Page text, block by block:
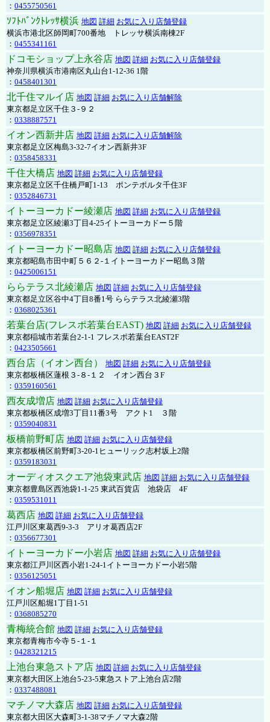
： 0455750561
ｿﾌﾄﾊﾞﾝｸﾄﾚｯｻ横浜 地図 詳細 お気に入り店舗登録
横浜市港北区師岡町700番地 トレッサ横浜南棟2F
： 0455341161
ドコモショップ上永谷店 地図 詳細 お気に入り店舗登録
神奈川県横浜市港南区丸山台1-12-36 1階
： 0458401301
北千住マルイ店 地図 詳細 お気に入り店舗解除
東京都足立区千住３-９２
： 0338887571
イオン西新井店 地図 詳細 お気に入り店舗解除
東京都足立区梅島3-32-7イオン西新井3F
： 0358458331
千住大橋店 地図 詳細 お気に入り店舗登録
東京都足立区千住橋戸町1-13 ポンテポルタ千住3F
： 0352846731
イトーヨーカドー綾瀬店 地図 詳細 お気に入り店舗登録
東京都足立区綾瀬3丁目4-25イトーヨーカドー５階
： 0356978351
イトーヨーカドー昭島店 地図 詳細 お気に入り店舗登録
東京都昭島市田中町５６２-１イトーヨーカドー昭島３階
： 0425006151
ららテラス北綾瀬店 地図 詳細 お気に入り店舗登録
東京都足立区谷中4丁目8番1号 ららテラス北綾瀬3階
： 0368025361
若葉台店(フレスポ若葉台EAST) 地図 詳細 お気に入り店舗登録
東京都稲城市若葉台2-1-1 フレスポ若葉台EAST2F
： 0423505661
西台店（イオン西台） 地図 詳細 お気に入り店舗登録
東京都板橋区蓮根３-８-１２ イオン西台３F
： 0359160561
西友成増店 地図 詳細 お気に入り店舗登録
東京都板橋区成増3丁目11番3号 アクト1 ３階
： 0359040831
板橋前野町店 地図 詳細 お気に入り店舗登録
東京都板橋区前野町3-20-1ヒューリック志村坂上2階
： 0359183031
オーディオスクエア池袋東武店 地図 詳細 お気に入り店舗登録
東京都豊島区西池袋1-1-25 東武百貨店 池袋店 4F
： 0359531011
葛西店 地図 詳細 お気に入り店舗登録
江戸川区東葛西9-3-3 アリオ葛西店2F
： 0356677301
イトーヨーカドー小岩店 地図 詳細 お気に入り店舗登録
東京都江戸川区西小岩1-24-1イトーヨーカドー小岩5階
： 0356125051
イオン船堀店 地図 詳細 お気に入り店舗登録
江戸川区船堀1丁目1-51
： 0368085270
青梅統合館 地図 詳細 お気に入り店舗登録
東京都青梅市今寺５-１-１
： 0428321215
上池台東急ストア店 地図 詳細 お気に入り店舗登録
東京都大田区上池台5-23-5東急ストア上池台店2階
： 0337488081
マチノマ大森店 地図 詳細 お気に入り店舗登録
東京都大田区大森町3-1-38マチノマ大森2階